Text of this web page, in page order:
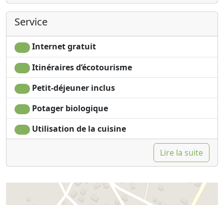
Service
Internet gratuit
Itinéraires d’écotourisme
Petit-déjeuner inclus
Potager biologique
Utilisation de la cuisine
Lire la suite